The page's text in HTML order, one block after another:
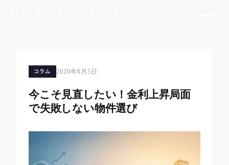
コラム 2026年6月5日
今こそ見直したい！金利上昇局面
で失敗しない物件選び